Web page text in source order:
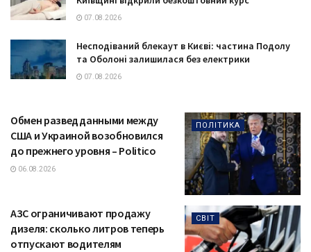
07.08.2026
Несподіваний блекаут в Києві: частина Подолу
та Оболоні залишилася без електрики
07.08.2026
ПОЛІТИКА
Обмен разведданными между
США и Украиной возобновился
до прежнего уровня – Politico
06.08.2026
СВІТ
АЗС ограничивают продажу
дизеля: сколько литров теперь
отпускают водителям